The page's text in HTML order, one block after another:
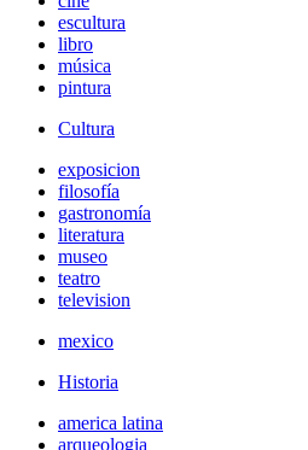
escultura
libro
música
pintura
Cultura
exposicion
filosofía
gastronomía
literatura
museo
teatro
television
mexico
Historia
america latina
arqueologia